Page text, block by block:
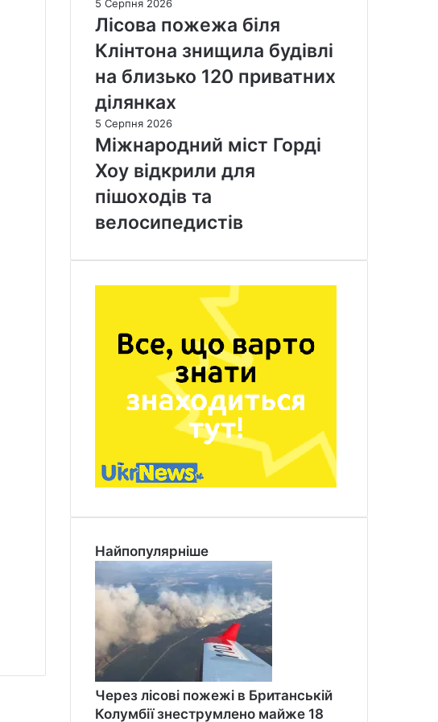
5 Серпня 2026
Лісова пожежа біля
Клінтона знищила будівлі
на близько 120 приватних
ділянках
5 Серпня 2026
Міжнародний міст Горді
Хоу відкрили для
пішоходів та
велосипедистів
Найпопулярніше
Через лісові пожежі в Британській
Колумбії знеструмлено майже 18